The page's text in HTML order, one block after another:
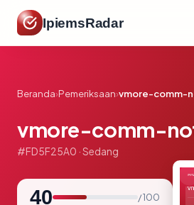
IpiemsRadar
Beranda›Pemeriksaan›vmore-comm-
vmore-comm-
#FD5F25A0 · Sedang
40 / 100